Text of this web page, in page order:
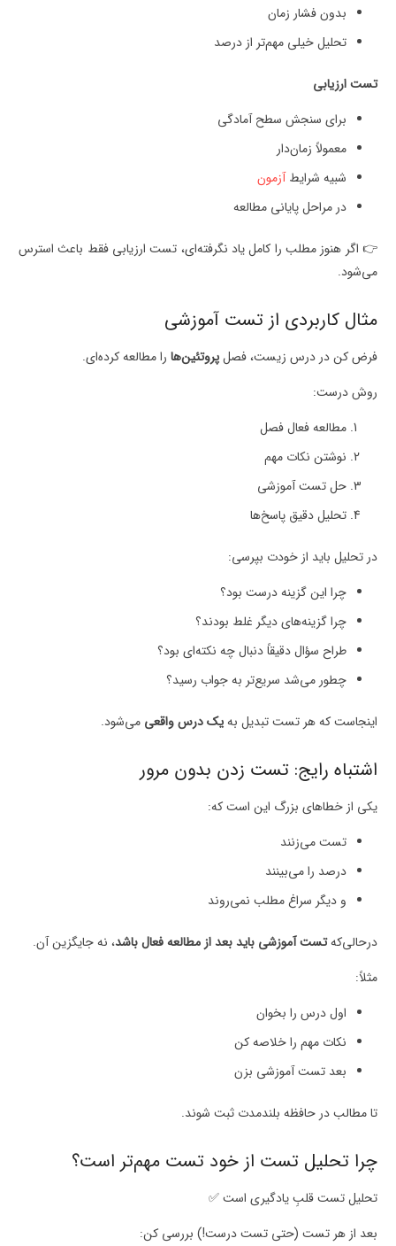
بدون فشار زمان
تحلیل خیلی مهم‌تر از درصد
تست ارزیابی
برای سنجش سطح آمادگی
معمولاً زمان‌دار
شبیه شرایطآزمون
در مراحل پایانی مطالعه
👉 اگر هنوز مطلب را کامل یاد نگرفته‌ای، تست ارزیابی فقط باعث استرس
می‌شود.
مثال کاربردی از تست آموزشی
فرض کن در درس زیست، فصلپروتئین‌ها را مطالعه کرده‌ای.
روش درست:
مطالعه فعال فصل
نوشتن نکات مهم
حل تست آموزشی
تحلیل دقیق پاسخ‌ها
در تحلیل باید از خودت بپرسی:
چرا این گزینه درست بود؟
چرا گزینه‌های دیگر غلط بودند؟
طراح سؤال دقیقاً دنبال چه نکته‌ای بود؟
چطور می‌شد سریع‌تر به جواب رسید؟
اینجاست که هر تست تبدیل بهیک درس واقعی می‌شود.
اشتباه رایج: تست زدن بدون مرور
یکی از خطاهای بزرگ این است که:
تست می‌زنند
درصد را می‌بینند
و دیگر سراغ مطلب نمی‌روند
درحالی‌کهتست آموزشی باید بعد از مطالعه فعال باشد، نه جایگزین آن.
مثلاً:
اول درس را بخوان
نکات مهم را خلاصه کن
بعد تست آموزشی بزن
تا مطالب در حافظه بلندمدت ثبت شوند.
چرا تحلیل تست از خود تست مهم‌تر است؟
تحلیل تست قلبِ یادگیری است ✅
بعد از هر تست (حتی تست درست!) بررسی کن: